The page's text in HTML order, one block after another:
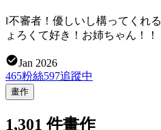
‖不審者！優しいし構ってくれ
ょろくて好き！お姉ちゃん！
Jan 2026
465粉絲597追蹤中
畫作
1,301 件畫作